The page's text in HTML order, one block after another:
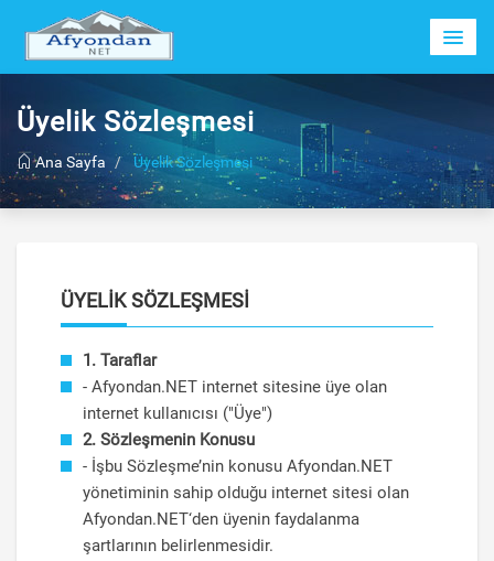
Üyelik Sözleşmesi
Ana Sayfa Üyelik Sözleşmesi
ÜYELIK SÖZLEŞMESI
1. Taraflar
- Afyondan.NET internet sitesine üye olan
internet kullanıcısı ("Üye")
2. Sözleşmenin Konusu
- İşbu Sözleşme’nin konusu Afyondan.NET
yönetiminin sahip olduğu internet sitesi olan
Afyondan.NET‘den üyenin faydalanma
şartlarının belirlenmesidir.